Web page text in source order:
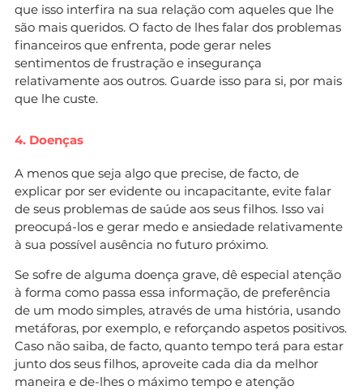
que isso interfira na sua relação com aqueles que lhe
são mais queridos. O facto de lhes falar dos problemas
financeiros que enfrenta, pode gerar neles
sentimentos de frustração e insegurança
relativamente aos outros. Guarde isso para si, por mais
que lhe custe.
4. Doenças
A menos que seja algo que precise, de facto, de
explicar por ser evidente ou incapacitante, evite falar
de seus problemas de saúde aos seus filhos. Isso vai
preocupá-los e gerar medo e ansiedade relativamente
à sua possível ausência no futuro próximo.
Se sofre de alguma doença grave, dê especial atenção
à forma como passa essa informação, de preferência
de um modo simples, através de uma história, usando
metáforas, por exemplo, e reforçando aspetos positivos.
Caso não saiba, de facto, quanto tempo terá para estar
junto dos seus filhos, aproveite cada dia da melhor
maneira e de-lhes o máximo tempo e atenção